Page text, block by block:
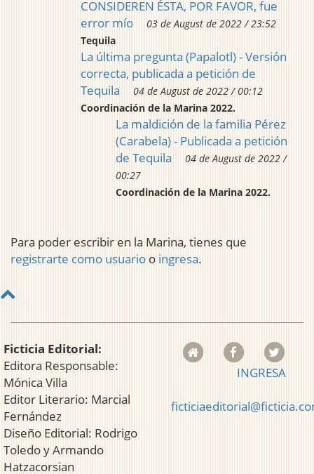
CONSIDEREN ÉSTA, POR FAVOR, fue
error mío
03 de August de 2022 / 23:52
Tequila
La última pregunta (Papalotl) - Versión
correcta, publicada a petición de
Tequila
04 de August de 2022 / 00:12
Coordinación de la Marina 2022.
La maldición de la familia Pérez
(Carabela) - Publicada a petición
de Tequila
04 de August de 2022 /
00:27
Coordinación de la Marina 2022.
Para poder escribir en la Marina, tienes que
registrarte como usuario o ingresa.
Ficticia Editorial:
Editora Responsable:
Mónica Villa
Editor Literario: Marcial
Fernández
Diseño Editorial: Rodrigo
Toledo y Armando
Hatzacorsian
INGRESA